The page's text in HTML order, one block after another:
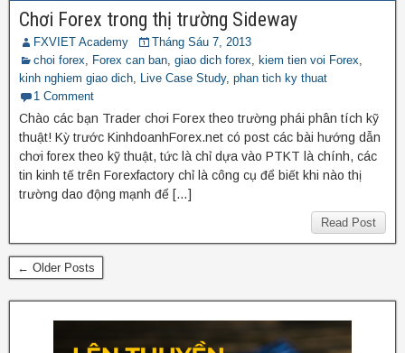
Chơi Forex trong thị trường Sideway
FXVIET Academy
Tháng Sáu 7, 2013
choi forex
Forex can ban giao dich forex kiem tien voi Forex
kinh nghiem giao dich
Live Case Study, phan tich ky thuat
1 Comment
Chào các bạn Trader chơi Forex theo trường phái phân tích kỹ
thuật! Kỳ trước KinhdoanhForex.net có post các bài hướng dẫn
chơi forex theo kỹ thuật, tức là chỉ dựa vào PTKT là chính, các
tin kinh tế trên Forexfactory chỉ là công cụ để biết khi nào thị
trường dao động mạnh để […]
Read Post
← Older Posts